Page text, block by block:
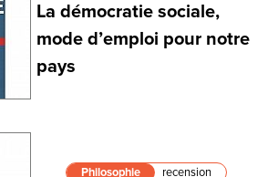
La démocratie sociale,
mode d’emploi pour notre
pays
Philosophie recension